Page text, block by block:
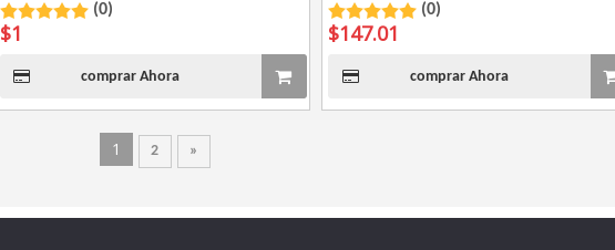
(0)
$1
comprar Ahora
(0)
$147.01
comprar Ahora
1 2 »